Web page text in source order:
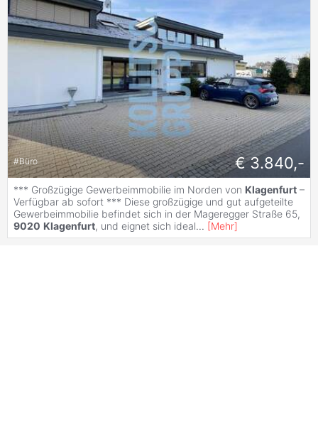
#Büro € 3.840,-
*** Großzügige Gewerbeimmobilie im Norden von Klagenfurt –
Verfügbar ab sofort *** Diese großzügige und gut aufgeteilte
Gewerbeimmobilie befindet sich in der Mageregger Straße 65,
9020 Klagenfurt, und eignet sich ideal... [Mehr]